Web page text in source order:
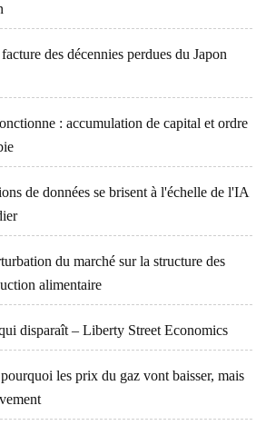
des décennies perdues du Japon
: accumulation de capital et ordre
de données se brisent à l'échelle de l'IA
du marché sur la structure des
alimentaire
disparaît – Liberty Street Economics
les prix du gaz vont baisser, mais